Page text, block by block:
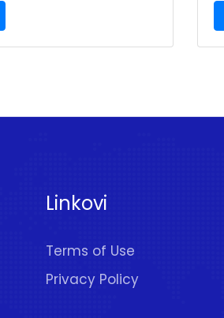
Linkovi
Terms of Use
Privacy Policy